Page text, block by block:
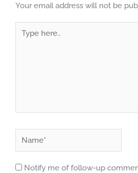
Your email address will not be
here..
Notify me of follow-up